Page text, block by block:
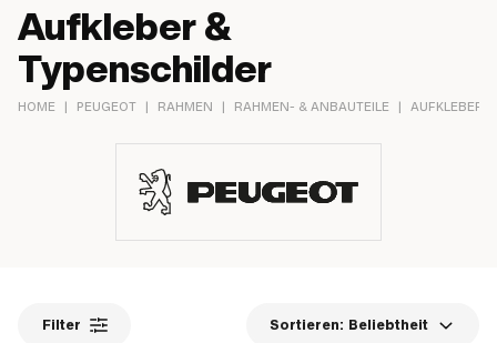
Aufkleber &
Typenschilder
HOME | PEUGEOT | RAHMEN | RAHMEN- & ANBAUTEILE | AUFKLEBER
Filter Sortieren: Beliebtheit